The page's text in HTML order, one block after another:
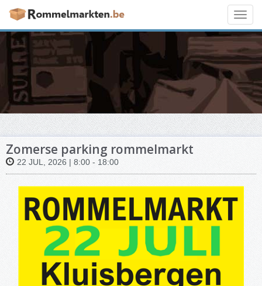
Zomerse parking rommelmarkt
22 JUL, 2026 | 8:00 - 18:00